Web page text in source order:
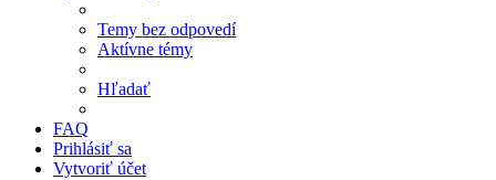
Temy bez odpovedí
Aktívne témy
Hľadať
FAQ
Prihlásiť sa
Vytvoriť účet